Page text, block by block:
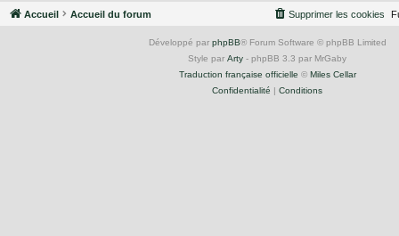
Accueil Accueil du forum Supprimer les cookies
Développé par phpBB® Forum Software © phpBB Limited
Style par Arty - phpBB 3.3 par MrGaby
Traduction française officielle © Miles Cellar
Confidentialité | Conditions